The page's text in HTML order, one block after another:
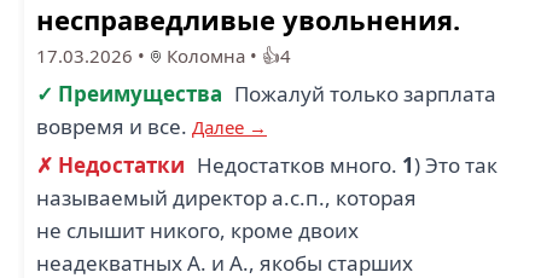
несправедливые увольнения.
17.03.2026 • Коломна • 👍4
✓ Преимущества Пожалуй только зарплата
вовремя и все. Далее →
✗ Недостатки Недостатков много. 1) Это так
называемый директор а.с.п., которая
не слышит никого, кроме двоих
неадекватных А. и А., якобы старших